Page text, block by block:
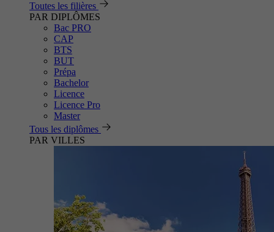
Toutes les filières
PAR DIPLÔMES
Bac PRO
CAP
BTS
BUT
Prépa
Bachelor
Licence
Licence Pro
Master
Tous les diplômes
PAR VILLES